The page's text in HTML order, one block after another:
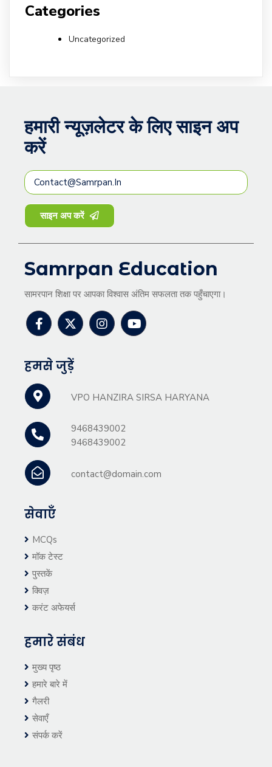
Categories
Uncategorized
हमारी न्यूज़लेटर के लिए साइन अप
करें
साइन अप करें
Samrpan Education
सामरपान शिक्षा पर आपका विश्वास अंतिम सफलता तक पहुँचाएगा।
हमसे जुड़ें
VPO HANZIRA SIRSA HARYANA
9468439002
9468439002
contact@domain.com
सेवाएँ
MCQs
मॉक टेस्ट
पुस्तकें
क्विज़
करंट अफेयर्स
हमारे संबंध
मुख्य पृष्ठ
हमारे बारे में
गैलरी
सेवाएँ
संपर्क करें